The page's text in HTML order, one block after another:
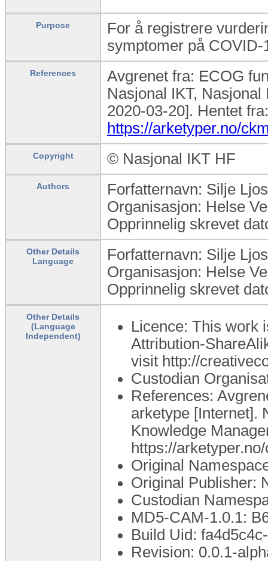
Purpose
For å registrere
symptomer på COVID-
References
Avgrenet fra: ECOG
Nasjonal IKT,
2020-03-20]. Hentet fra:
https://arketyper.no/
Copyright © Nasjonal IKT HF
Authors
Forfatternavn: Silje
Organisasjon: Helse
Opprinnelig skrevet
Other Details
Language
Forfatternavn: Silje
Organisasjon: Helse
Opprinnelig skrevet
Other Details
(Language
Independent)
Licence: This work
Attribution-
visit http://
Custodian
References:
arketype [Internet].
Knowledge
https://
Original
Original Publisher:
Custodian
MD5-CAM-1.0.1:
Build Uid:
Revision: 0.0.1-